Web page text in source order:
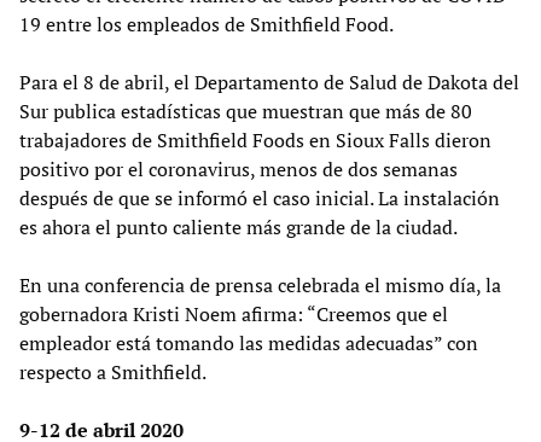
19 entre los empleados de Smithfield Food.
Para el 8 de abril, el Departamento de Salud de Dakota del
Sur publica estadísticas que muestran que más de 80
trabajadores de Smithfield Foods en Sioux Falls dieron
positivo por el coronavirus, menos de dos semanas
después de que se informó el caso inicial. La instalación
es ahora el punto caliente más grande de la ciudad.
En una conferencia de prensa celebrada el mismo día, la
gobernadora Kristi Noem afirma: “Creemos que el
empleador está tomando las medidas adecuadas” con
respecto a Smithfield.
9-12 de abril 2020